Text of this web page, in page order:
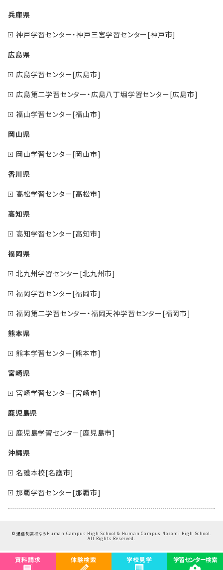
兵庫県
神戸学習センター・神戸三宮学習センター[神戸市]
広島県
広島学習センター[広島市]
広島第二学習センター・広島八丁堀学習センター[広島市]
福山学習センター[福山市]
岡山県
岡山学習センター[岡山市]
香川県
高松学習センター[高松市]
高知県
高知学習センター[高知市]
福岡県
北九州学習センター[北九州市]
福岡学習センター[福岡市]
福岡第二学習センター・福岡天神学習センター[福岡市]
熊本県
熊本学習センター[熊本市]
宮崎県
宮崎学習センター[宮崎市]
鹿児島県
鹿児島学習センター[鹿児島市]
沖縄県
名護本校[名護市]
那覇学習センター[那覇市]
©通信制高校ならHuman Campus High School & Human Campus Nozomi High School.
All Rights Reserved.
資料請求 体験検索 学校見学 学習センター検索